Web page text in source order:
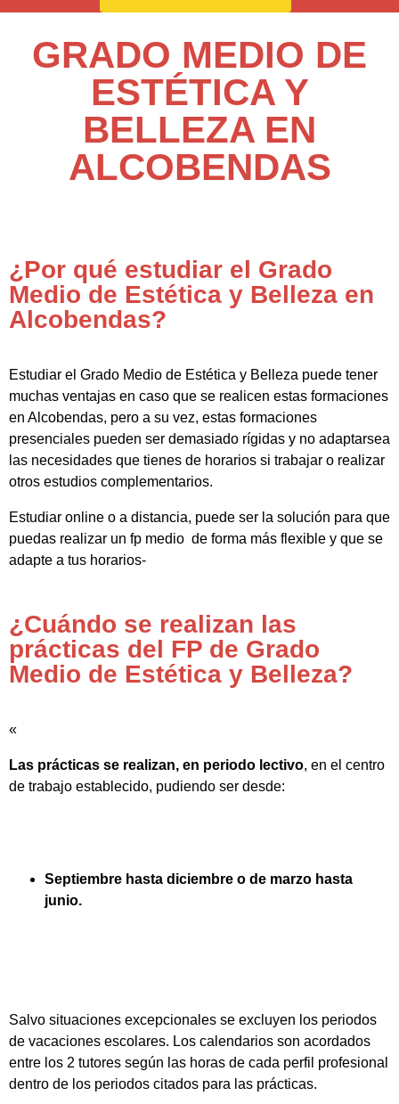
GRADO MEDIO DE
ESTÉTICA Y
BELLEZA EN
ALCOBENDAS
¿Por qué estudiar el Grado
Medio de Estética y Belleza en
Alcobendas?
Estudiar el Grado Medio de Estética y Belleza puede tener
muchas ventajas en caso que se realicen estas formaciones
en Alcobendas, pero a su vez, estas formaciones
presenciales pueden ser demasiado rígidas y no adaptarsea
las necesidades que tienes de horarios si trabajar o realizar
otros estudios complementarios.
Estudiar online o a distancia, puede ser la solución para que
puedas realizar un fp medio de forma más flexible y que se
adapte a tus horarios-
¿Cuándo se realizan las
prácticas del FP de Grado
Medio de Estética y Belleza?
«
Las prácticas se realizan, en periodo lectivo, en el centro
de trabajo establecido, pudiendo ser desde:
Septiembre hasta diciembre o de marzo hasta
junio.
Salvo situaciones excepcionales se excluyen los periodos
de vacaciones escolares. Los calendarios son acordados
entre los 2 tutores según las horas de cada perfil profesional
dentro de los periodos citados para las prácticas.